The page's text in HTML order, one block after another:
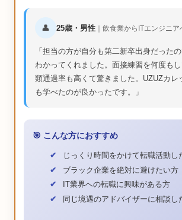
👤 25歳・男性 ｜飲食業からITエンジニア
担当の方が自分も第二新卒出身だった
わかってくれました。面接練習を何度も
類通過率も高くて驚きました。UZUZカレ
も学べたのが良かったです。
🎯 こんな方におすすめ
じっくり時間をかけて転職活動し
ブラック企業を絶対に避けたい方
IT業界への転職に興味がある方
同じ境遇のアドバイザーに相談し